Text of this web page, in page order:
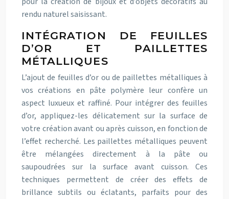
rendu naturel saisissant.
INTÉGRATION DE FEUILLES
D’OR ET PAILLETTES
MÉTALLIQUES
L’ajout de feuilles d’or ou de paillettes métalliques à
vos créations en pâte polymère leur confère un
aspect luxueux et raffiné. Pour intégrer des feuilles
d’or, appliquez-les délicatement sur la surface de
votre création avant ou après cuisson, en fonction de
l’effet recherché. Les paillettes métalliques peuvent
être mélangées directement à la pâte ou
saupoudrées sur la surface avant cuisson. Ces
techniques permettent de créer des effets de
brillance subtils ou éclatants, parfaits pour des